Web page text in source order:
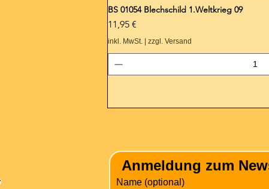
BS 01054 Blechschild 1.Weltkrieg 09
Preis
11,95 €
inkl. MwSt. zzgl. Versand
Anmeldung zum
Name (optional)